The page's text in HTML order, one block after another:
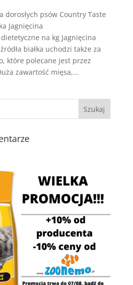
dorosłych psów Country Taste
Jagnięcina
na kg Jagnięcina
białka uchodzi także za
które polecane jest przez
zawartość mięsa,...